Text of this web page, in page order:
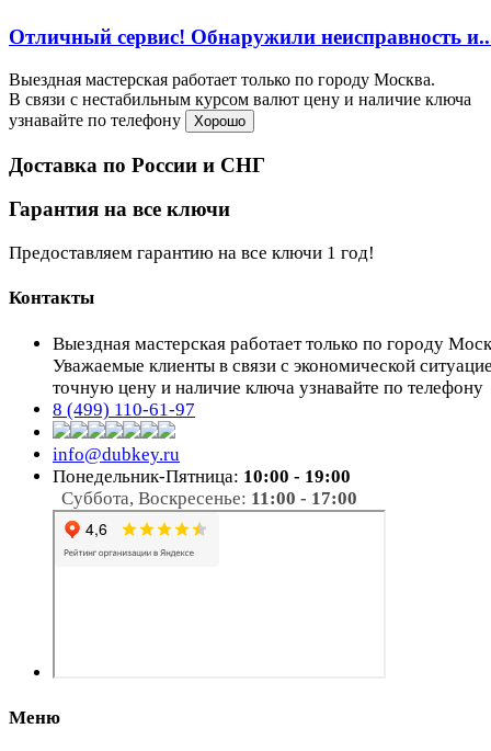
Отличный сервис! Обнаружили неисправность
Выездная мастерская работает только по городу Москва.
В связи с нестабильным курсом валют цену и наличие ключа
узнавайте по телефону
Хорошо
Доставка по России и СНГ
Гарантия на все ключи
Предоставляем гарантию на все ключи 1 год!
Контакты
Выездная мастерская работает только по городу
Уважаемые клиенты в связи с экономической
точную цену и наличие ключа узнавайте по телефону
8 (499) 110-61-97
info@dubkey.ru
Понедельник-Пятница: 10:00 - 19:00
Суббота, Воскресенье: 11:00 - 17:00
Меню